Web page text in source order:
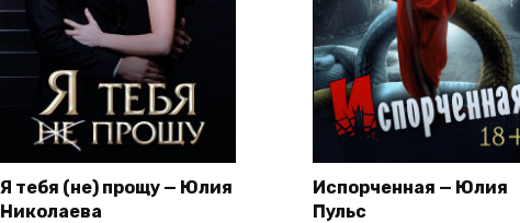
Я тебя (не) прощу — Юлия
Николаева
Испорченная — Юлия
Пульс